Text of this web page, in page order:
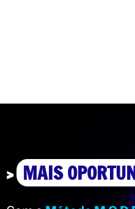
MAIS